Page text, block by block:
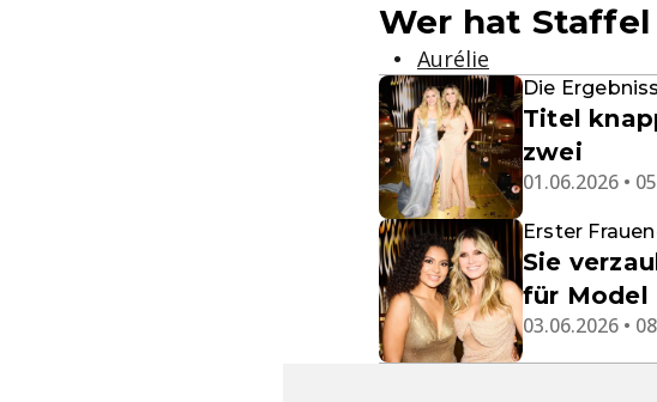
Wer hat Staffel
Aurélie
Die
Titel
zwei
01.06.2026 •
Erster
Sie
für Model
03.06.2026 •